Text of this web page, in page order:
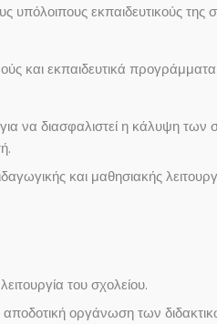
υπόλοιπους εκπαιδευτικούς της
και εκπαιδευτικά
να διασφαλιστεί η κάλυψη
και μαθησιακής
του σχολείου.
οργάνωση των